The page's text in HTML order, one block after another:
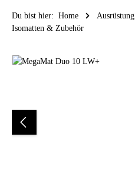
Du bist hier: Home Ausrüstung
Isomatten & Zubehör
Bildergalerie überspringen